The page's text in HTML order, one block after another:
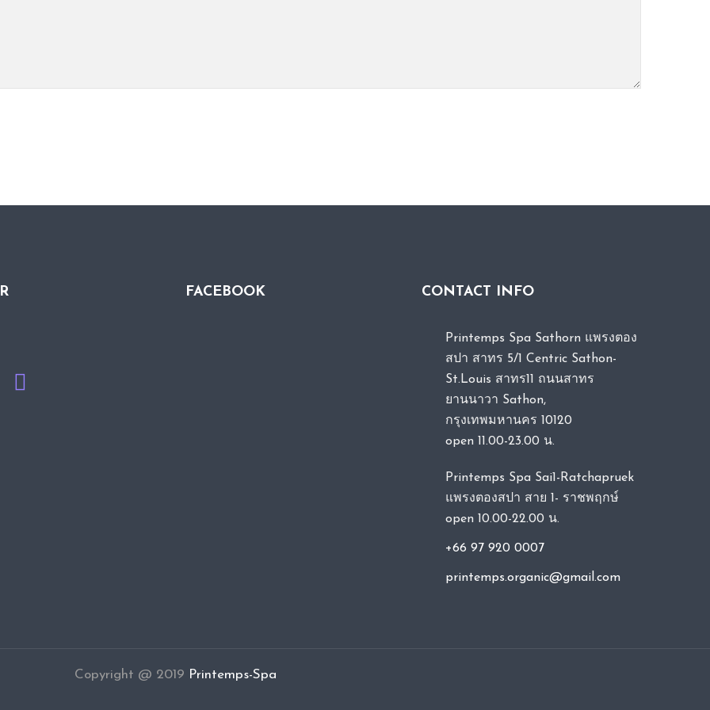
FACEBOOK CONTACT INFO
Printemps Spa Sathorn แพรงตอง
สปา สาทร 5/1 Centric Sathon-
St.Louis สาทร11 ถนนสาทร
ยานนาวา Sathon,
กรุงเทพมหานคร 10120
open 11.00-23.00 น.
Printemps Spa Sai1-Ratchapruek
แพรงตองสปา สาย 1- ราชพฤกษ์
open 10.00-22.00 น.
+66 97 920 0007
printemps.organic@gmail.com
Copyright @ 2019 Printemps-Spa